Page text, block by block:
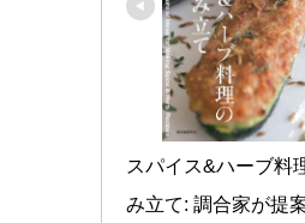
スパイス&ハーブ料
み立て: 調合家が提